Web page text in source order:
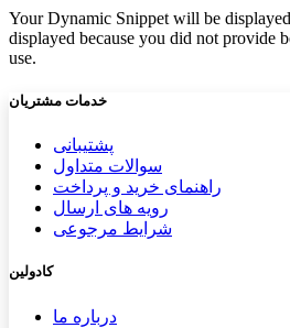
Your Dynamic Snippet will be
displayed because you did not provide
use.
خدمات مشتریان
پشتیب​​انی
سوالات متداول
راهنمای خرید و پرداخت
رویه های ارسال
شرایط مرجوعی
کادولین
درباره ما